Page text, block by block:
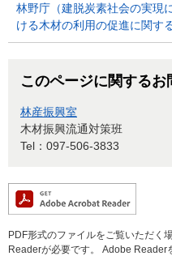
林野庁（建脱炭素社会の実現
ける木材の利用の促進に関す
このページに関するお
林産振興室
木材振興流通対策班
Tel：097-506-3833
PDF形式のファイルをご覧いただく
Readerが必要です。
Adobe Reader